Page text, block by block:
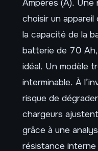
Ampères (A). Une
choisir un
la capacité de la
batterie de 70
idéal. Un modèle
interminable. À
risque de
chargeurs
grâce à une
résistance